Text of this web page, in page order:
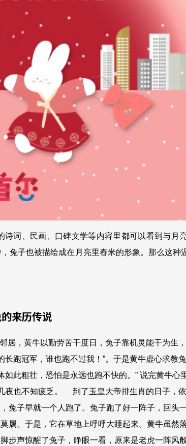
、民画、口碑文学等内容里都可以看到与月
兔子也被描绘成在月亮里舂米的形象。那么这种
来历传说
居，黄牛以勤劳苦干度日，兔子靠机灵能干为生，
跑冠军，谁也跑不过我！”。于是黄牛虚心求教
此粗壮，恐怕是永远也跑不快的。” 说完黄牛心
也不知疲乏。
到了玉皇大帝排生肖的日子，
兔子早就一个人跑了。兔子跑了好一阵子，回头
属。于是，它在草地上呼呼大睡起来。 黄牛虽然
步声惊醒了兔子，睁眼一看，原来是老虎一阵风